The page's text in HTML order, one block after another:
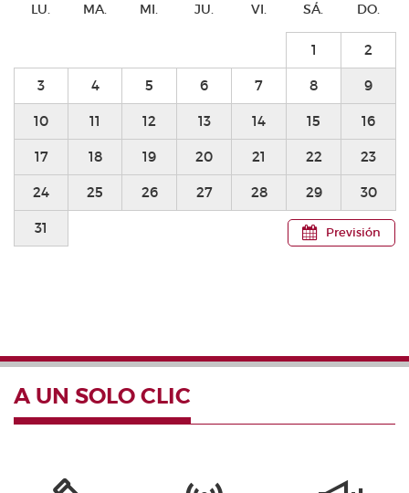
Previsión
LU. MA. MI. JU. VI. SÁ. DO.
1 2
3 4 5 6 7 8 9
10 11 12 13 14 15 16
17 18 19 20 21 22 23
24 25 26 27 28 29 30
31
A UN SOLO CLIC